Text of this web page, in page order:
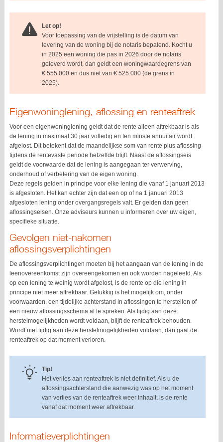
Let op!
Voor toepassing van de vrijstelling is de datum van
levering van de woning bij de notaris bepalend. Kocht u
in 2025 een woning die pas in 2026 door de notaris
geleverd wordt, dan geldt een woningwaardegrens van
€ 555.000 en dus niet van € 525.000 (de grens in
2025).
Eigenwoninglening, aflossing en renteaftrek
Voor een eigenwoninglening geldt dat de rente alleen aftrekbaar is als
de lening in maximaal 30 jaar volledig en ten minste annuïtair wordt
afgelost. Dit betekent dat de maandelijkse som van rente plus aflossing
tijdens de rentevaste periode hetzelfde blijft. Naast de aflossingseis
geldt de voorwaarde dat de lening is aangegaan ter verwerving,
onderhoud of verbetering van de eigen woning.
Deze regels gelden in principe voor elke lening die vanaf 1 januari 2013
is afgesloten. Het kan echter zijn dat een op of na 1 januari 2013
afgesloten lening onder overgangsregels valt. Er gelden dan geen
aflossingseisen. Onze adviseurs kunnen u informeren over uw eigen,
specifieke situatie.
Gevolgen niet-nakomen
aflossingsverplichtingen
De aflossingsverplichtingen moeten bij het aangaan van de lening in de
leenovereenkomst zijn overeengekomen en ook worden nageleefd. Als
op een lening te weinig wordt afgelost, is de rente op die lening in
principe niet meer aftrekbaar. Gelukkig is het mogelijk om, onder
voorwaarden, een tijdelijke achterstand in aflossingen te herstellen of
een nieuw aflossingsschema af te spreken. Als tijdig aan deze
herstelmogelijkheden wordt voldaan, blijft de renteaftrek behouden.
Wordt niet tijdig aan deze herstelmogelijkheden voldaan, dan gaat de
renteaftrek op dat moment verloren.
Tip!
Het verlies aan renteaftrek is niet definitief. Als u de
aflossingsachterstand die aanwezig was op het moment
van verlies van de renteaftrek weer inhaalt, is de rente
vanaf dat moment weer aftrekbaar.
Informatieverplichtingen